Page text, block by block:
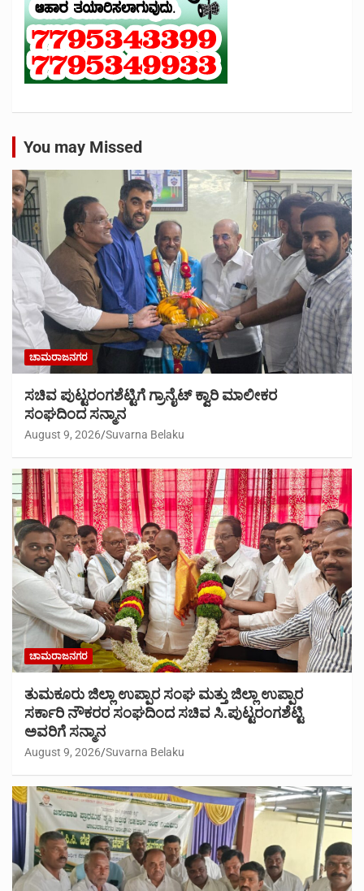
You may Missed
ಚಾಮರಾಜನಗರ
ಸಚಿವ ಪುಟ್ಟರಂಗಶೆಟ್ಟಿಗೆ ಗ್ರಾನೈಟ್ ಕ್ವಾರಿ ಮಾಲೀಕರ
ಸಂಘದಿಂದ ಸನ್ಮಾನ
August 9, 2026 Suvarna Belaku
ಚಾಮರಾಜನಗರ
ತುಮಕೂರು ಜಿಲ್ಲಾ ಉಪ್ಪಾರ ಸಂಘ ಮತ್ತು ಜಿಲ್ಲಾ ಉಪ್ಪಾರ
ಸರ್ಕಾರಿ ನೌಕರರ ಸಂಘದಿಂದ ಸಚಿವ ಸಿ.ಪುಟ್ಟರಂಗಶೆಟ್ಟಿ
ಅವರಿಗೆ ಸನ್ಮಾನ
August 9, 2026 Suvarna Belaku